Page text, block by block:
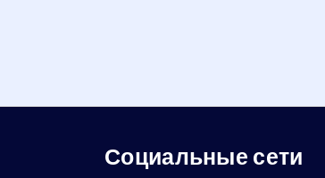
Социальные сети